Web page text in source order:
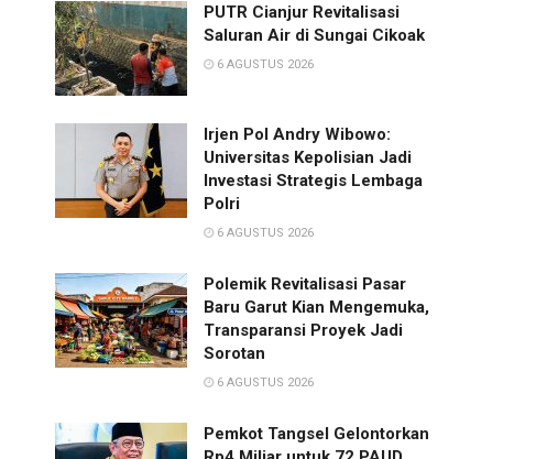
PUTR Cianjur Revitalisasi
Saluran Air di Sungai Cikoak
6 AGUSTUS 2026
Irjen Pol Andry Wibowo:
Universitas Kepolisian Jadi
Investasi Strategis Lembaga
Polri
6 AGUSTUS 2026
Polemik Revitalisasi Pasar
Baru Garut Kian Mengemuka,
Transparansi Proyek Jadi
Sorotan
6 AGUSTUS 2026
Pemkot Tangsel Gelontorkan